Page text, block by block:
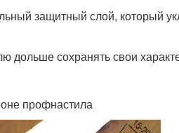
защитный слой, который
дольше сохранять свои
профнастила